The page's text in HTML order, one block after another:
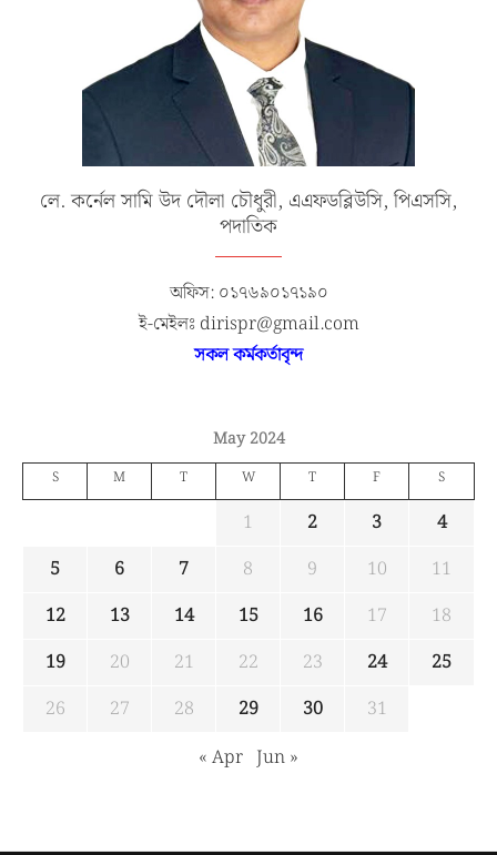
লে. কর্নেল সামি উদ দৌলা চৌধুরী, এএফডব্লিউসি, পিএসসি,
পদাতিক
অফিস: ০১৭৬৯০১৭১৯০
ই-মেইলঃ dirispr@gmail.com
সকল কর্মকর্তাবৃন্দ
May 2024
S M T W T F S
1 2 3
4
5
6 7 8 9 10
11
12
13 14 15 16 17
18
19
20 21 22 23 24
25
26
27 28 29 30
31
« Apr Jun »